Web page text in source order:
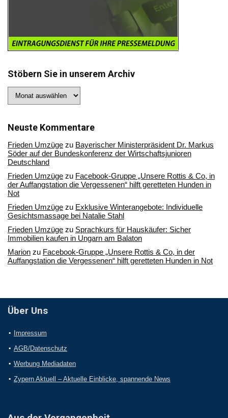
Stöbern Sie in unserem Archiv
Sie
Archiv
Neuste Kommentare
Frieden Umzüge zu Bayerischer Ministerpräsident Dr. Markus
Söder auf der Bundeskonferenz der Wirtschaftsjunioren
Deutschland
Frieden Umzüge zu Facebook-Gruppe „Unsere Rottis & Co, in
der Auffangstation die Vergessenen“ hilft geretteten Hunden in
Not
Frieden Umzüge zu Exklusive Winterangebote: Individuelle
Gesichtsmassage bei Natalie Stahl
Frieden Umzüge zu Sprachkurs für Hauskäufer: Sicher
Immobilien kaufen in Ungarn am Balaton
Marion zu Facebook-Gruppe „Unsere Rottis & Co, in der
Auffangstation die Vergessenen“ hilft geretteten Hunden in Not
Über Uns
Impressum
AGB/Datenschutz
Werbung Mediadaten
Zypern Aktuell – Aktuelle Einblicke, spannende News